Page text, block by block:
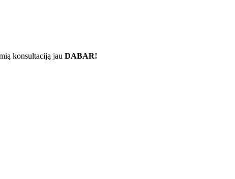
konsultaciją jau DABAR!